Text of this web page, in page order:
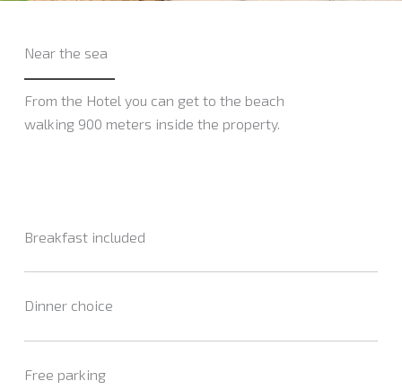
Near the sea
From the Hotel you can get to the beach
walking 900 meters inside the property.
Breakfast included
Dinner choice
Free parking